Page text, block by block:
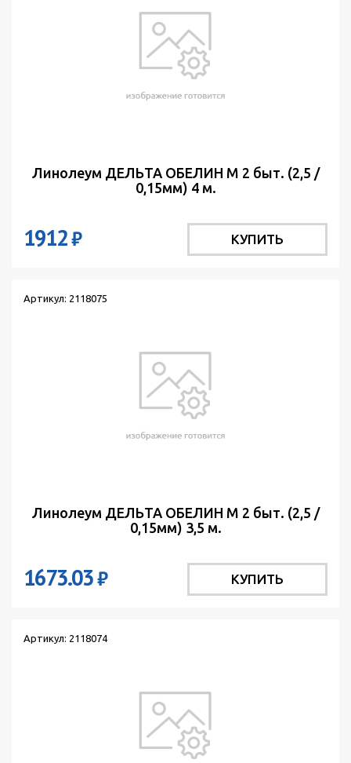
Линолеум ДЕЛЬТА ОБЕЛИН М 2 быт. (2,5 /
0,15мм) 4 м.
1912₽ КУПИТЬ
Артикул: 2118075
Линолеум ДЕЛЬТА ОБЕЛИН М 2 быт. (2,5 /
0,15мм) 3,5 м.
1673.03₽ КУПИТЬ
Артикул: 2118074